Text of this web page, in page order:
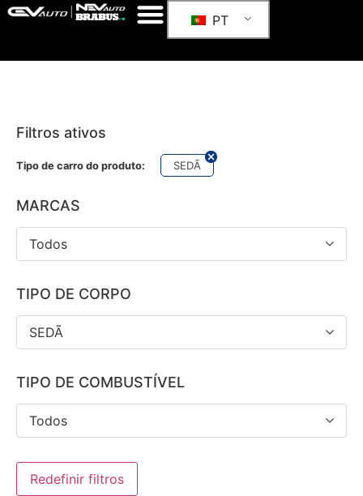
PT
Filtros ativos
Tipo de carro do produto: SEDÃ
MARCAS
Todos
TIPO DE CORPO
SEDÃ
TIPO DE COMBUSTÍVEL
Todos
Redefinir filtros